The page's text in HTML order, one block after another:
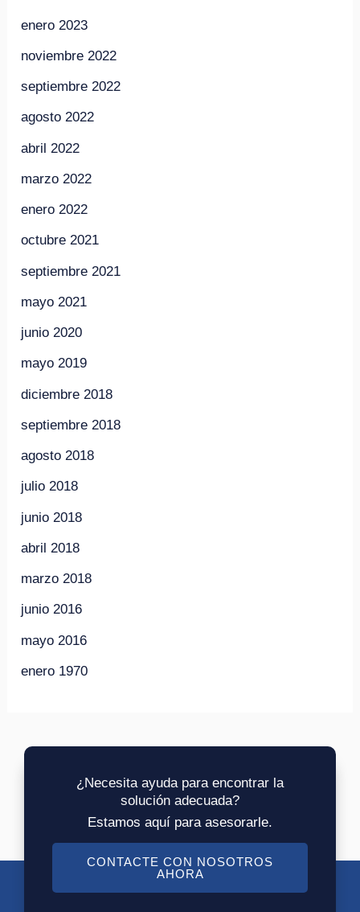
enero 2023
noviembre 2022
septiembre 2022
agosto 2022
abril 2022
marzo 2022
enero 2022
octubre 2021
septiembre 2021
mayo 2021
junio 2020
mayo 2019
diciembre 2018
septiembre 2018
agosto 2018
julio 2018
junio 2018
abril 2018
marzo 2018
junio 2016
mayo 2016
enero 1970
¿Necesita ayuda para encontrar la
solución adecuada?
Estamos aquí para asesorarle.
CONTACTE CON NOSOTROS
AHORA